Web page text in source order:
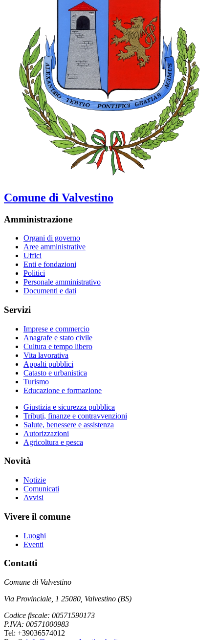
Comune di Valvestino
Amministrazione
Organi di governo
Aree amministrative
Uffici
Enti e fondazioni
Politici
Personale amministrativo
Documenti e dati
Servizi
Imprese e commercio
Anagrafe e stato civile
Cultura e tempo libero
Vita lavorativa
Appalti pubblici
Catasto e urbanistica
Turismo
Educazione e formazione
Giustizia e sicurezza pubblica
Tributi, finanze e contravvenzioni
Salute, benessere e assistenza
Autorizzazioni
Agricoltura e pesca
Novità
Notizie
Comunicati
Avvisi
Vivere il comune
Luoghi
Eventi
Contatti
Comune di Valvestino
Via Provinciale, 1 25080, Valvestino (BS)
Codice fiscale: 00571590173
P.IVA: 00571000983
Tel: +39036574012